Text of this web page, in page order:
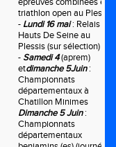
triathlon open au Plessis
- Lundi 16 mai: Relais des
Hauts De Seine au
Plessis (sur sélection)
- Samedi 4(aprem)
etdimanche 5Juin:
Championnats
départementaux à
Chatillon Minimes
Dimanche 5 Juin:
Championnats
départementaux